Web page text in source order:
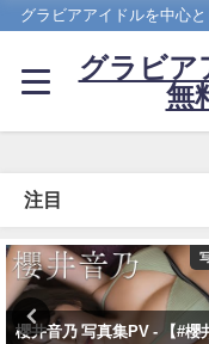
グラビアアイドルを中心
グラビア
無
注目
ちとせよしの - 【解禁】写